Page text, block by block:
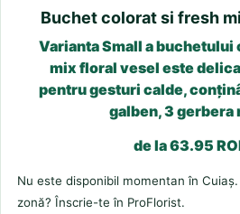
Buchet colorat si fresh
Varianta Small a
mix floral vesel este
pentru gesturi calde,
galben, 3 gerbera
de la 63.95
Nu este disponibil momentan în
zonă? Înscrie-te în ProFlorist.